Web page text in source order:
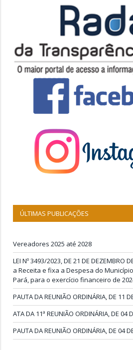
ÚLTIMAS PUBLICAÇÕES
Vereadores 2025 até 2028
LEI Nº 3493/2023, DE 21 DE DEZEMBRO
a Receita e fixa a Despesa do
Pará, para o exercício financeiro de
PAUTA DA REUNIÃO ORDINÁRIA, DE 11
ATA DA 11ª REUNIÃO ORDINÁRIA, DE 04
PAUTA DA REUNIÃO ORDINÁRIA, DE 04